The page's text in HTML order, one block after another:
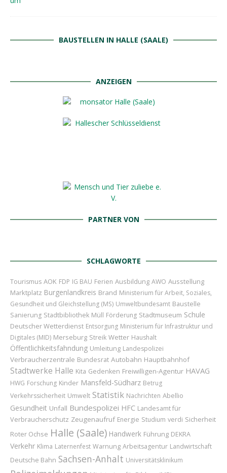
BAUSTELLEN IN HALLE (SAALE)
ANZEIGEN
PARTNER VON
SCHLAGWORTE
Tourismus AOK FDP IG BAU Ferien Ausbildung AWO Ausstellung
Marktplatz Burgenlandkreis Brand Ministerium für Arbeit, Soziales,
Gesundheit und Gleichstellung (MS) Umweltbundesamt Baustelle
Sanierung Stadtbibliothek Müll Förderung Stadtmuseum Schule
Deutscher Wetterdienst Entsorgung Ministerium für Infrastruktur und
Digitales (MID) Merseburg Streik Wetter Haushalt
Öffentlichkeitsfahndung Umleitung Landespolizei
Verbraucherzentrale Bundesrat Autobahn Hauptbahnhof
Stadtwerke Halle Kita Gedenken Freiwilligen-Agentur HAVAG
HWG Forschung Kinder Mansfeld-Südharz Betrug
Verkehrssicherheit Umwelt Statistik Nachrichten Abellio
Gesundheit Unfall Bundespolizei HFC Landesamt für
Verbraucherschutz Zeugenaufruf Energie Studium verdi Sicherheit
Roter Ochse Halle (Saale) Handwerk Führung DEKRA
Verkehr Klima Laternenfest Warnung Arbeitsagentur Landwirtschaft
Deutsche Bahn Sachsen-Anhalt Universitätsklinikum